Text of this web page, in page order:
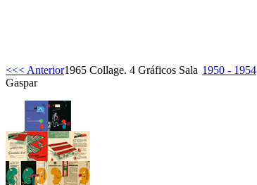
<<< Anterior 1950 - 1954
1965 Collage. 4 Gráficos Sala
Gaspar